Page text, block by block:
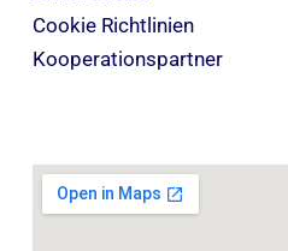
Cookie Richtlinien
Kooperationspartner